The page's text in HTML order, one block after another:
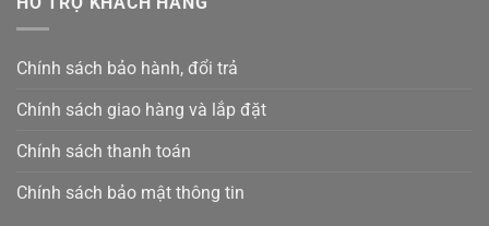
Chính sách bảo hành, đổi trả
Chính sách giao hàng và lắp đặt
Chính sách thanh toán
Chính sách bảo mật thông tin